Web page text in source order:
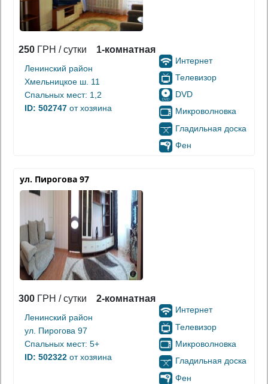
250 ГРН / сутки 1-комнатная
Ленинский район
Хмельницкое ш. 11
Спальных мест: 1,2
ID: 502747 от хозяина
Интернет
Телевизор
DVD
Микроволновка
Гладильная доска
Фен
ул. Пирогова 97
300 ГРН / сутки 2-комнатная
Ленинский район
ул. Пирогова 97
Спальных мест: 5+
ID: 502322 от хозяина
Интернет
Телевизор
Микроволновка
Гладильная доска
Фен